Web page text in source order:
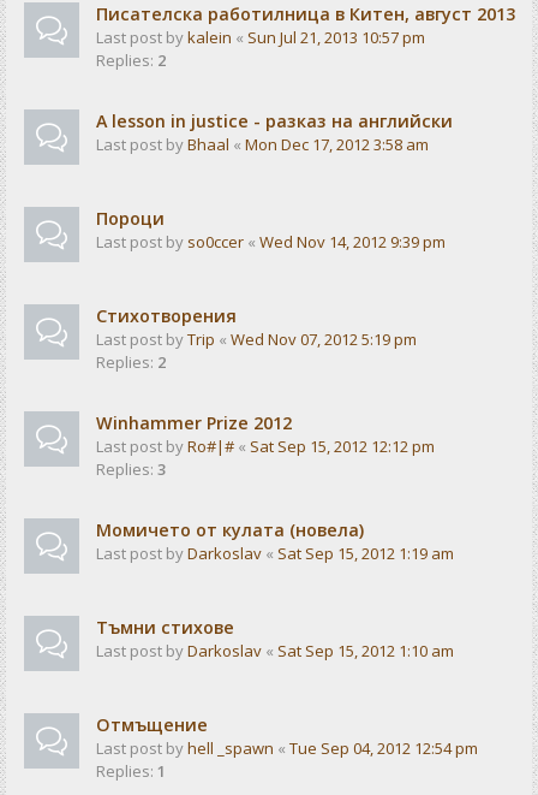
Писателска работилница в Китен, август 2013
Last post bykalein « Sun Jul 21, 2013 10:57 pm
Replies: 2
A lesson in justice - разказ на английски
Last post byBhaal « Mon Dec 17, 2012 3:58 am
Пороци
Last post by so0ccer « Wed Nov 14, 2012 9:39 pm
Стихотворения
Last post byTrip « Wed Nov 07, 2012 5:19 pm
Replies: 2
Winhammer Prize 2012
Last post byRo#|# « Sat Sep 15, 2012 12:12 pm
Replies: 3
Момичето от кулата (новела)
Last post byDarkoslav « Sat Sep 15, 2012 1:19 am
Тъмни стихове
Last post byDarkoslav « Sat Sep 15, 2012 1:10 am
Отмъщение
Last post byhell _spawn « Tue Sep 04, 2012 12:54 pm
Replies: 1